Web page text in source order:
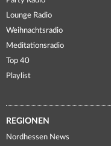
Lounge Radio
Weihnachtsradio
Meditationsradio
Top 40
Playlist
REGIONEN
Nordhessen News